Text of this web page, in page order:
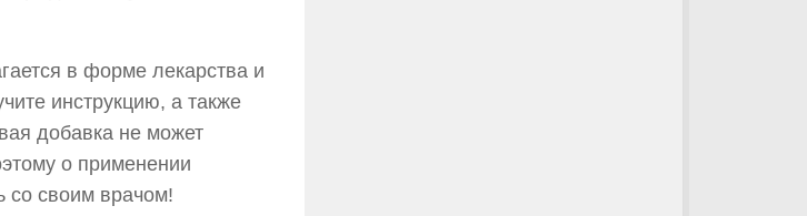
в форме лекарства и
инструкцию, а также
добавка не может
о применении
со своим врачом!